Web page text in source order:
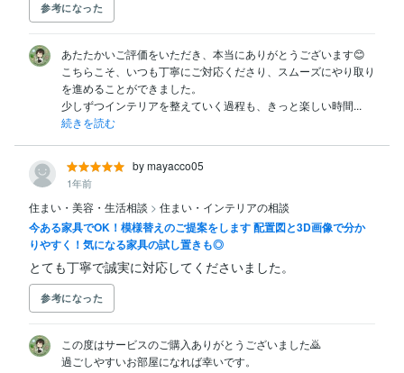
参考になった
あたたかいご評価をいただき、本当にありがとうございます😊
こちらこそ、いつも丁寧にご対応くださり、スムーズにやり取り
を進めることができました。
少しずつインテリアを整えていく過程も、きっと楽しい時間...
続きを読む
by mayacco05
1年前
住まい・美容・生活相談 > 住まい・インテリアの相談
今ある家具でOK！模様替えのご提案をします 配置図と3D画像で分か
りやすく！気になる家具の試し置きも◎
とても丁寧で誠実に対応してくださいました。
参考になった
この度はサービスのご購入ありがとうございました🙇
過ごしやすいお部屋になれば幸いです。